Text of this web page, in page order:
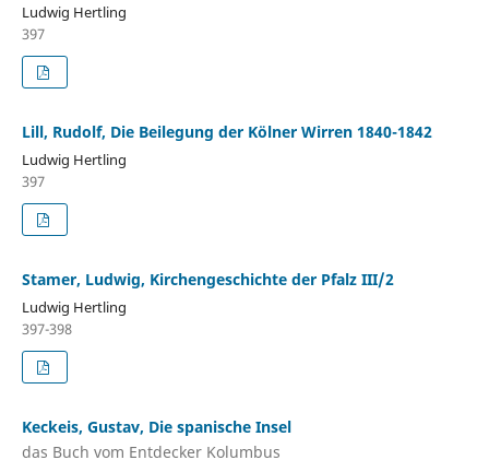
Ludwig Hertling
397
Lill, Rudolf, Die Beilegung der Kölner Wirren 1840-1842
Ludwig Hertling
397
Stamer, Ludwig, Kirchengeschichte der Pfalz III/2
Ludwig Hertling
397-398
Keckeis, Gustav, Die spanische Insel
das Buch vom Entdecker Kolumbus